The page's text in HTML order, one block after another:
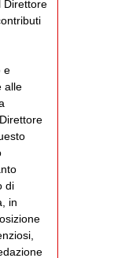
Direttore
e
alle
di
in